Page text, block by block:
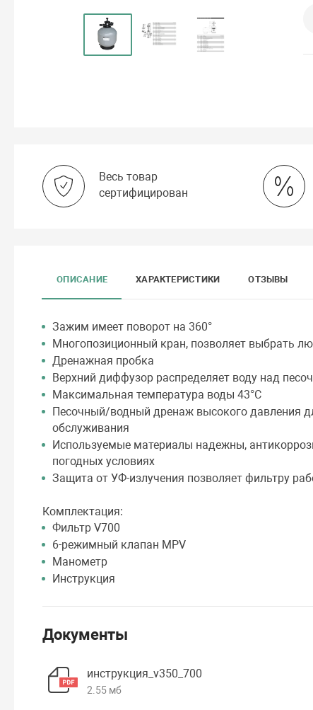
Весь товар
сертифицирован
ОПИСАНИЕ ХАРАКТЕРИСТИКИ ОТЗЫВЫ
Зажим имеет поворот на 360°
Многопозиционный кран, позволяет выбрать
Дренажная пробка
Верхний диффузор распределяет воду над
Максимальная температура воды 43°С
Песочный/водный дренаж высокого давления
обслуживания
Используемые материалы надежны,
погодных условиях
Защита от УФ-излучения позволяет фильтру
Комплектация:
Фильтр V700
6-режимный клапан MPV
Манометр
Инструкция
Документы
инструкция_v350_700
2.55 мб